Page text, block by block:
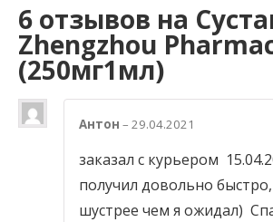
6 отзывов на
Zhengzhou
(250мг1мл)
Антон – 29.04.2021
заказал с курьером
получил довольно
шустрее чем я ожидал)